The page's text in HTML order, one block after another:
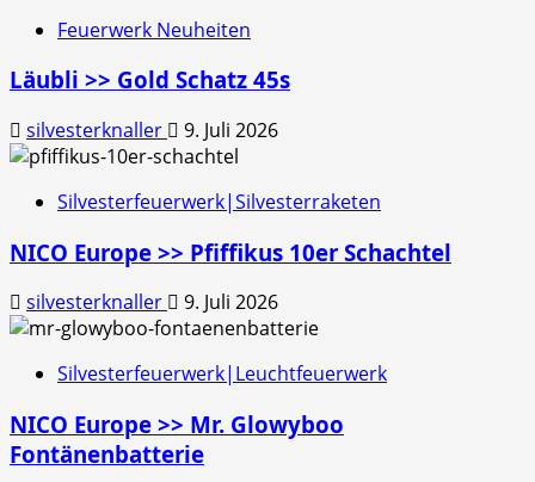
Feuerwerk Neuheiten
Läubli >> Gold Schatz 45s
silvesterknaller 9. Juli 2026
Silvesterfeuerwerk|Silvesterraketen
NICO Europe >> Pfiffikus 10er Schachtel
silvesterknaller 9. Juli 2026
Silvesterfeuerwerk|Leuchtfeuerwerk
NICO Europe >> Mr. Glowyboo
Fontänenbatterie